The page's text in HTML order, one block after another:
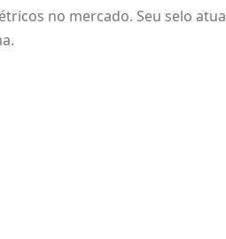
no mercado. Seu selo atua